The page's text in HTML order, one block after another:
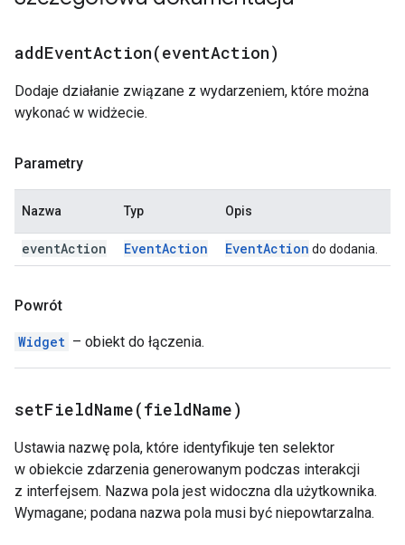
addEventAction(eventAction)
Dodaje działanie związane z wydarzeniem, które można
wykonać w widżecie.
Parametry
Nazwa Typ Opis
eventAction EventAction EventAction do dodania.
Powrót
Widget – obiekt do łączenia.
setFieldName(fieldName)
Ustawia nazwę pola, które identyfikuje ten selektor
w obiekcie zdarzenia generowanym podczas interakcji
z interfejsem. Nazwa pola jest widoczna dla użytkownika.
Wymagane; podana nazwa pola musi być niepowtarzalna.